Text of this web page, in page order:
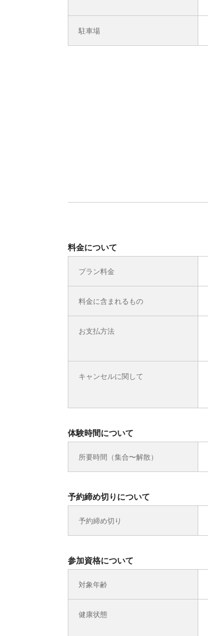
駐車場
料金について
プラン料金
料金に含まれるもの
お支払方法
キャンセルに関して
体験時間について
所要時間（集合〜解散）
予約締め切りについて
予約締め切り
参加資格について
対象年齢
健康状態